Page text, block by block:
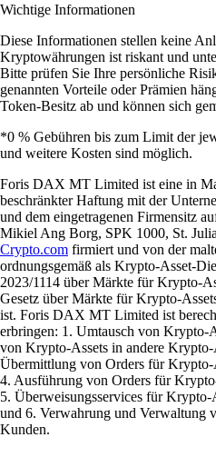
Wichtige Informationen
Diese Informationen stellen keine
Kryptowährungen ist riskant und
Bitte prüfen Sie Ihre persönliche
genannten Vorteile oder Prämien
Token-Besitz ab und können sich
*0 % Gebühren bis zum Limit der
und weitere Kosten sind möglich.
Foris DAX MT Limited ist eine in
beschränkter Haftung mit der
und dem eingetragenen Firmensitz
Mikiel Ang Borg, SPK 1000, St.
Crypto.com firmiert und von der
ordnungsgemäß als Krypto-Asset-
2023/1114 über Märkte für Krypto-
Gesetz über Märkte für Krypto-
ist. Foris DAX MT Limited ist
erbringen: 1. Umtausch von Krypto-
von Krypto-Assets in andere
Übermittlung von Orders für
4. Ausführung von Orders für
5. Überweisungsservices für
und 6. Verwahrung und Verwaltung
Kunden.